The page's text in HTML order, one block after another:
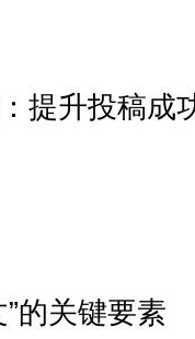
提升投稿成
的关键要素